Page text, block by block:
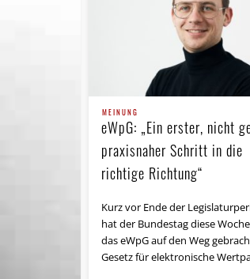
MEINUNG
eWpG: „Ein erster, nicht
praxisnaher Schritt in die
richtige Richtung“
Kurz vor Ende der
hat der Bundestag diese
das eWpG auf den Weg
Gesetz für elektronische